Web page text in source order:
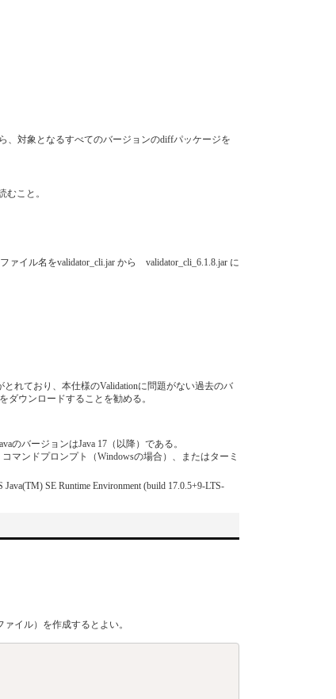
、対象となるすべてのバージョンのdiffパッケージを
こと。
イル名をvalidator_cli.jar から validator_cli_6.1.8.jar に
れており、本仕様のValidationに問題がない過去のバ
ウンロードすることを勧める。
のバージョンはJava 17（以降）である。
マンドプロンプト（Windowsの場合）、またはターミ
SE Runtime Environment (build 17.0.5+9-LTS-
イル）を作成するとよい。